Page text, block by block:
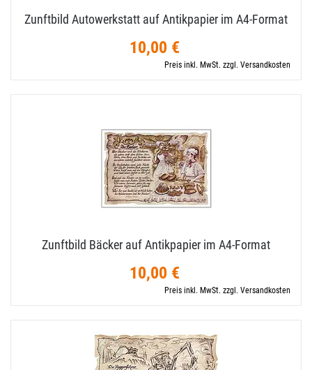
Zunftbild Autowerkstatt auf Antikpapier im A4-​Format
10,00 €
Preis inkl. MwSt. zzgl. Versandkosten
Zunftbild Bäcker auf Antikpapier im A4-​Format
10,00 €
Preis inkl. MwSt. zzgl. Versandkosten